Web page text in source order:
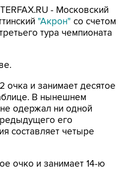
- Московский
"Акрон" со счетом
тура чемпионата
очка и занимает десятое
В нынешнем
одержал ни одной
его
составляет четыре
очко и занимает 14-ю